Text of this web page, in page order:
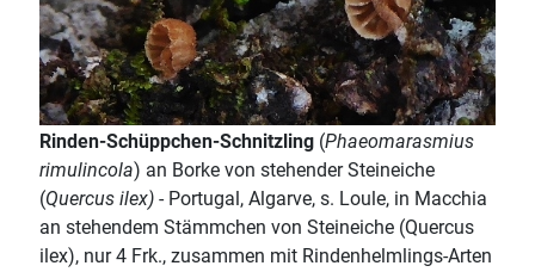
Rinden-Schüppchen-Schnitzling (Phaeomarasmius
rimulincola) an Borke von stehender Steineiche
(Quercus ilex) - Portugal, Algarve, s. Loule, in Macchia
an stehendem Stämmchen von Steineiche (Quercus
ilex), nur 4 Frk., zusammen mit Rindenhelmlings-Arten